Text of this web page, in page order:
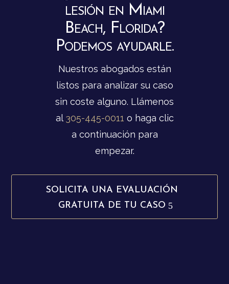
lesión en Miami
Beach, Florida?
Podemos ayudarle.
Nuestros abogados están
listos para analizar su caso
sin coste alguno. Llámenos
al 305-445-0011 o haga clic
a continuación para
empezar.
SOLICITA UNA EVALUACIÓN
GRATUITA DE TU CASO